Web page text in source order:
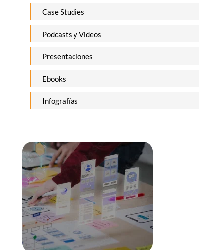
Case Studies
Podcasts y Videos
Presentaciones
Ebooks
Infografías